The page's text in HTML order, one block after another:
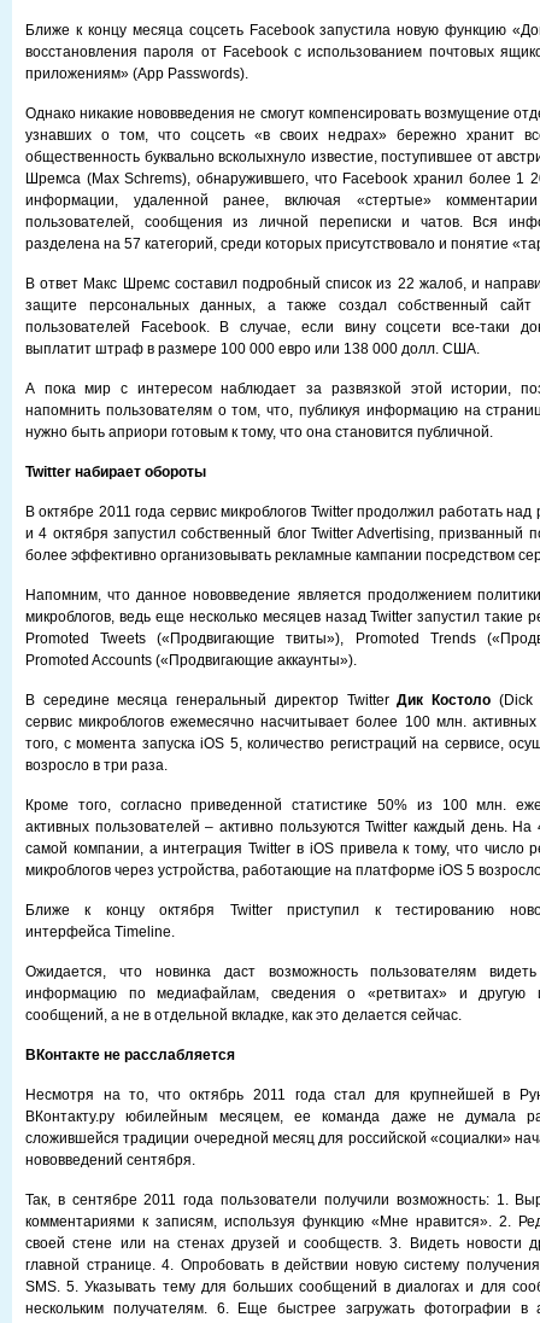
Ближе к концу месяца соцсеть Facebook запустила новую функцию
восстановления пароля от Facebook с использованием почтовых
приложениям» (App Passwords).
Однако никакие нововведения не смогут компенсировать возмущение
узнавших о том, что соцсеть «в своих недрах» бережно хранит
общественность буквально всколыхнуло известие, поступившее от
Шремса (Max Schrems), обнаружившего, что Facebook хранил более 1
информации, удаленной ранее, включая «стертые»
пользователей, сообщения из личной переписки и чатов. Вся
разделена на 57 категорий, среди которых присутствовало и понятие
В ответ Макс Шремс составил подробный список из 22 жалоб, и
защите персональных данных, а также создал собственный
пользователей Facebook. В случае, если вину соцсети все-таки
выплатит штраф в размере 100 000 евро или 138 000 долл. США.
А пока мир с интересом наблюдает за развязкой этой истории,
напомнить пользователям о том, что, публикуя информацию на
нужно быть априори готовым к тому, что она становится публичной.
Twitter набирает обороты
В октябре 2011 года сервис микроблогов Twitter продолжил работать
и 4 октября запустил собственный блог Twitter Advertising, призванный
более эффективно организовывать рекламные кампании посредством
Напомним, что данное нововведение является продолжением
микроблогов, ведь еще несколько месяцев назад Twitter запустил такие
Promoted Tweets («Продвигающие твиты»), Promoted Trends
Promoted Accounts («Продвигающие аккаунты»).
В середине месяца генеральный директор TwitterДик Костоло (Dick
сервис микроблогов ежемесячно насчитывает более 100 млн.
того, с момента запуска iOS 5, количество регистраций на сервисе,
возросло в три раза.
Кроме того, согласно приведенной статистике 50% из 100 млн.
активных пользователей – активно пользуются Twitter каждый день.
самой компании, а интеграция Twitter в iOS привела к тому, что число
микроблогов через устройства, работающие на платформе iOS 5
Ближе к концу октября Twitter приступил к тестированию
интерфейса Timeline.
Ожидается, что новинка даст возможность пользователям
информацию по медиафайлам, сведения о «ретвитах» и другую
сообщений, а не в отдельной вкладке, как это делается сейчас.
ВКонтакте не расслабляется
Несмотря на то, что октябрь 2011 года стал для крупнейшей в
ВКонтакту.ру юбилейным месяцем, ее команда даже не думала
сложившейся традиции очередной месяц для российской «социалки»
нововведений сентября.
Так, в сентябре 2011 года пользователи получили возможность: 1.
комментариями к записям, используя функцию «Мне нравится». 2.
своей стене или на стенах друзей и сообществ. 3. Видеть новости
главной странице. 4. Опробовать в действии новую систему
SMS. 5. Указывать тему для больших сообщений в диалогах и для
нескольким получателям. 6. Еще быстрее загружать фотографии